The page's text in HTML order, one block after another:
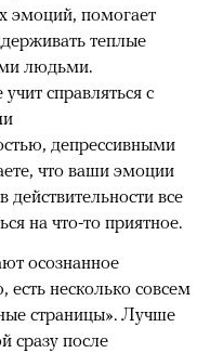
эмоций, помогает
теплые
людьми.
справляться с
депрессивными
что ваши эмоции
все
на что-то приятное.
осознанное
несколько совсем
страницы». Лучше
сразу после